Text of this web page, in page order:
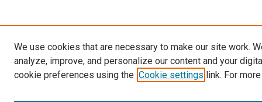
We use cookies that are necessary to make our site work.
analyze, improve, and personalize our content and your
cookie preferences using the Cookie settings link. For